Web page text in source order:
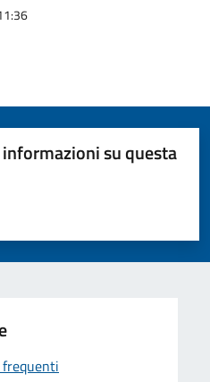
su questa
su 5
5
frequenti